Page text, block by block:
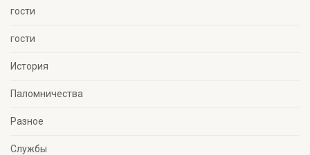
гости
гости
История
Паломничества
Разное
Службы